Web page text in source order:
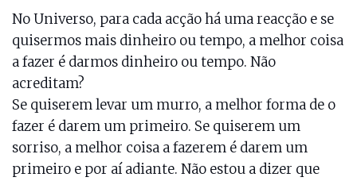
No Universo, para cada acção há uma reacção e se
quisermos mais dinheiro ou tempo, a melhor coisa
a fazer é darmos dinheiro ou tempo. Não
acreditam?
Se quiserem levar um murro, a melhor forma de o
fazer é darem um primeiro. Se quiserem um
sorriso, a melhor coisa a fazerem é darem um
primeiro e por aí adiante. Não estou a dizer que